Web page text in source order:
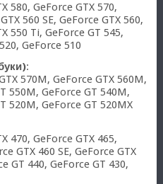
580, GeForce GTX 570,
560 SE, GeForce GTX 560,
550 Ti, GeForce GT 545,
GeForce 510
:
570M, GeForce GTX 560M,
550M, GeForce GT 540M,
520M, GeForce GT 520MX
470, GeForce GTX 465,
GTX 460 SE, GeForce GTX
GT 440, GeForce GT 430,